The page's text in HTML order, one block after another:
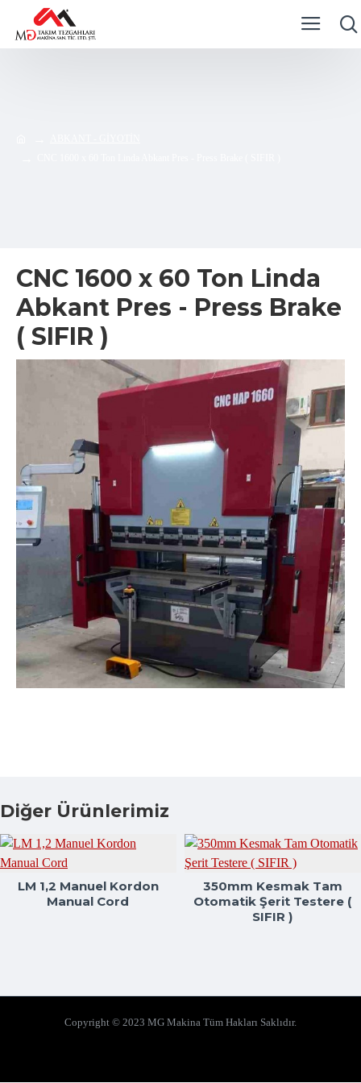
CNC 1600 x 60 Ton Linda
Abkant Pres - Press Brake
( SIFIR )
Diğer Ürünlerimiz
LM 1,2 Manuel Kordon
Manual Cord
350mm Kesmak Tam
Otomatik Şerit Testere (
SIFIR )
Copyright © 2023 MG Makina Tüm Hakları Saklıdır.